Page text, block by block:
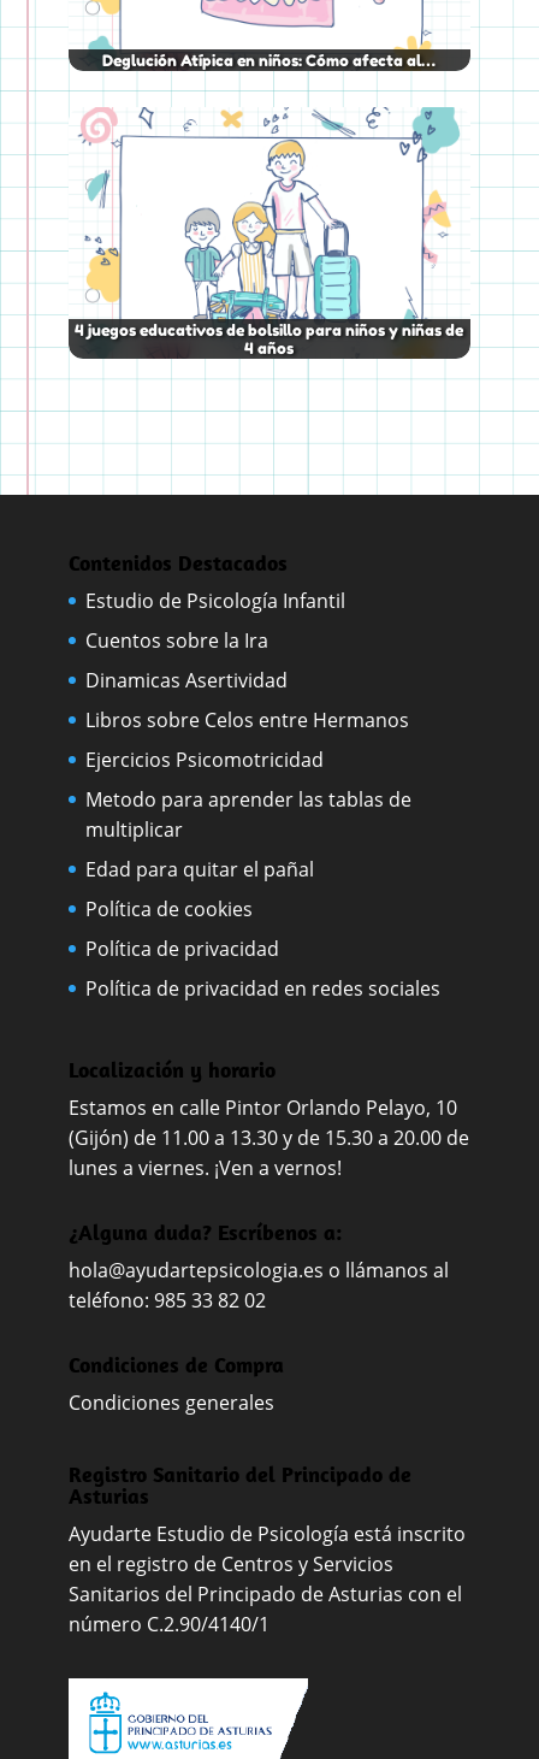
Deglución Atípica en niños: Cómo afecta al…
4 juegos educativos de bolsillo para niños y niñas de
4 años
Contenidos Destacados
Estudio de Psicología Infantil
Cuentos sobre la Ira
Dinamicas Asertividad
Libros sobre Celos entre Hermanos
Ejercicios Psicomotricidad
Metodo para aprender las tablas de
multiplicar
Edad para quitar el pañal
Política de cookies
Política de privacidad
Política de privacidad en redes sociales
Localización y horario
Estamos en calle Pintor Orlando Pelayo, 10
(Gijón) de 11.00 a 13.30 y de 15.30 a 20.00 de
lunes a viernes. ¡Ven a vernos!
¿Alguna duda? Escríbenos a:
hola@ayudartepsicologia.es o llámanos al
teléfono: 985 33 82 02
Condiciones de Compra
Condiciones generales
Registro Sanitario del Principado de
Asturias
Ayudarte Estudio de Psicología está inscrito
en el registro de Centros y Servicios
Sanitarios del Principado de Asturias con el
número C.2.90/4140/1